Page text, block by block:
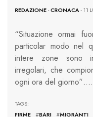
REDAZIONE-CRONACA- 11
“Situazione ormai
particolar modo nel
intere zone sono
irregolari, che
ogni ora del giorno”….
FIRME
#BARI #MIGRANTI